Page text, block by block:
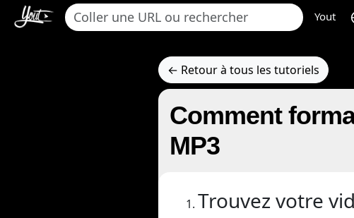
Yout
← Retour à tous les tutoriels
Comment
MP3
Trouvez votre